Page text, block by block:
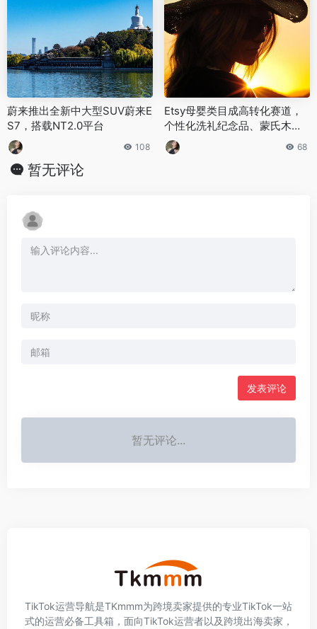
蔚来推出全新中大型SUV蔚来E
S7，搭载NT2.0平台
108
Etsy母婴类目成高转化赛道，
个性化洗礼纪念品、蒙氏木质
玩具热销
68
暂无评论
发表评论
暂无评论...
TikTok运营导航是TKmmm为跨境卖家提供的专业TikTok一站
式的运营必备工具箱，面向TikTok运营者以及跨境出海卖家，